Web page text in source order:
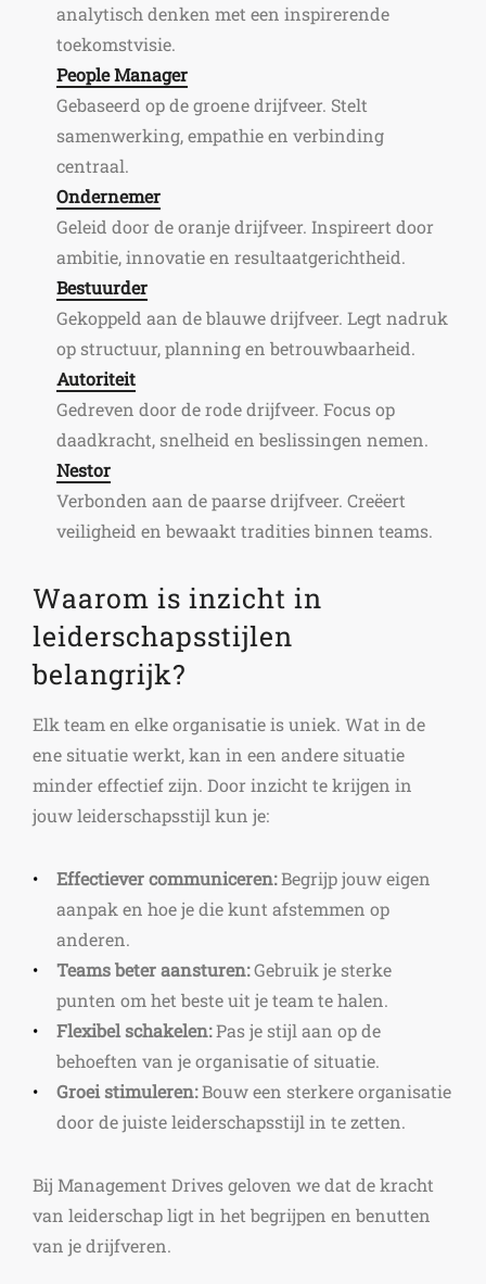
analytisch denken met een inspirerende
toekomstvisie.
People Manager
Gebaseerd op de groene drijfveer. Stelt
samenwerking, empathie en verbinding
centraal.
Ondernemer
Geleid door de oranje drijfveer. Inspireert door
ambitie, innovatie en resultaatgerichtheid.
Bestuurder
Gekoppeld aan de blauwe drijfveer. Legt nadruk
op structuur, planning en betrouwbaarheid.
Autoriteit
Gedreven door de rode drijfveer. Focus op
daadkracht, snelheid en beslissingen nemen.
Nestor
Verbonden aan de paarse drijfveer. Creëert
veiligheid en bewaakt tradities binnen teams.
Waarom is inzicht in
leiderschapsstijlen
belangrijk?
Elk team en elke organisatie is uniek. Wat in de
ene situatie werkt, kan in een andere situatie
minder effectief zijn. Door inzicht te krijgen in
jouw leiderschapsstijl kun je:
Effectiever communiceren:Begrijp jouw eigen
aanpak en hoe je die kunt afstemmen op
anderen.
Teams beter aansturen:Gebruik je sterke
punten om het beste uit je team te halen.
Flexibel schakelen:Pas je stijl aan op de
behoeften van je organisatie of situatie.
Groei stimuleren:Bouw een sterkere organisatie
door de juiste leiderschapsstijl in te zetten.
Bij Management Drives geloven we dat de kracht
van leiderschap ligt in het begrijpen en benutten
van je drijfveren.